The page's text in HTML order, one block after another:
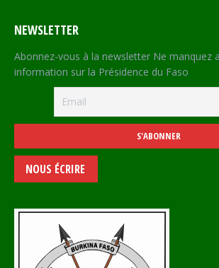
NEWSLETTER
Abonnez-vous à la newsletter Ne manquez
information sur la Présidence du Faso
NOUS ÉCRIRE